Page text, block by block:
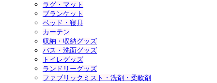
ラグ・マット
ブランケット
ベッド・寝具
カーテン
収納・収納グッズ
バス・洗面グッズ
トイレグッズ
ランドリーグッズ
ファブリックミスト・洗剤・柔軟剤